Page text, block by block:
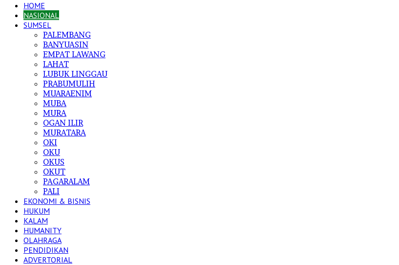
HOME
NASIONAL
SUMSEL
PALEMBANG
BANYUASIN
EMPAT LAWANG
LAHAT
LUBUK LINGGAU
PRABUMULIH
MUARAENIM
MUBA
MURA
OGAN ILIR
MURATARA
OKI
OKU
OKUS
OKUT
PAGARALAM
PALI
EKONOMI & BISNIS
HUKUM
KALAM
HUMANITY
OLAHRAGA
PENDIDIKAN
ADVERTORIAL